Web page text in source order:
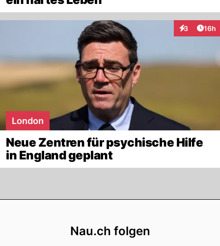
3
Interaktionen
16h
London
Neue Zentren für psychische Hilfe
in England geplant
Nau.ch folgen